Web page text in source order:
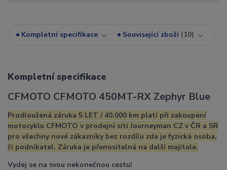
Kompletní specifikace Související zboží 10
Kompletní specifikace
CFMOTO CFMOTO 450MT-RX Zephyr Blue
Prodloužená záruka 5 LET / 40.000 km platí při zakoupení
motocyklu CFMOTO v prodejní síti Journeyman CZ v ČR a SR
pro všechny nové zákazníky bez rozdílu zda je fyzická osoba,
či podnikatel. Záruka je přenositelná na další majitele.
Vydej se na svou nekonečnou cestu!